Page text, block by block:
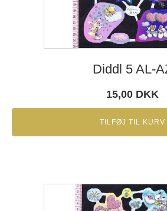
Diddl 5 AL-
15,00 DKK
TILFØJ TIL KURV